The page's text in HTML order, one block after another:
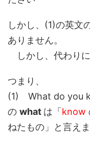
しかし、(1)の英文
ありません。
しかし、代わり
つまり、
(1) What do you
の what は「 know
ねたもの」と言えま